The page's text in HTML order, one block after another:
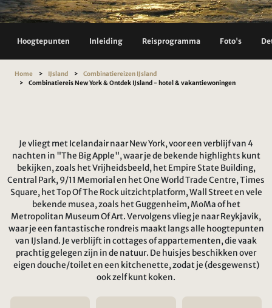
Hoogtepunten Inleiding Reisprogramma Foto's
Home IJsland
Combinatiereizen IJsland
Combinatiereis New York & Ontdek IJsland - hotel & vakantiewoningen
Je vliegt met Icelandair naar New York, voor een verblijf van 4
nachten in "The Big Apple", waar je de bekende highlights kunt
bekijken, zoals het Vrijheidsbeeld, het Empire State Building,
Central Park, 9/11 Memorial en het One World Trade Centre, Times
Square, het Top Of The Rock uitzichtplatform, Wall Street en vele
bekende musea, zoals het Guggenheim, MoMa of het
Metropolitan Museum Of Art. Vervolgens vlieg je naar Reykjavik,
waar je een fantastische rondreis maakt langs alle hoogtepunten
van IJsland. Je verblijft in cottages of appartementen, die vaak
prachtig gelegen zijn in de natuur. De huisjes beschikken over
eigen douche/toilet en een kitchenette, zodat je (desgewenst)
ook zelf kunt koken.